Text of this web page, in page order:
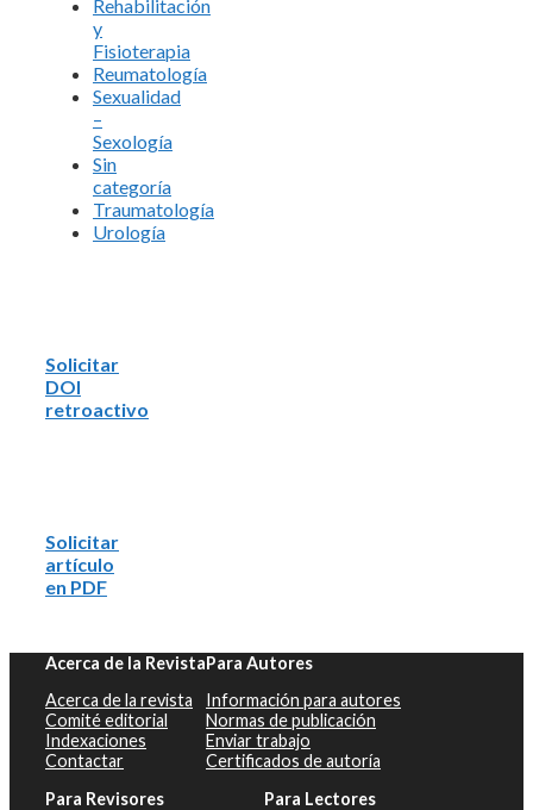
Rehabilitación
y
Fisioterapia
Reumatología
Sexualidad
–
Sexología
Sin
categoría
Traumatología
Urología
Solicitar
DOI
retroactivo
Solicitar
artículo
en PDF
Acerca de la Revista
Acerca de la revista
Comité editorial
Indexaciones
Contactar
Para Autores
Información para autores
Normas de publicación
Enviar trabajo
Certificados de autoría
Para Revisores
Para Lectores